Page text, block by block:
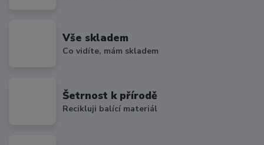
Vše skladem
Co vidíte, mám skladem
Šetrnost k přírodě
Recikluji balící materiál